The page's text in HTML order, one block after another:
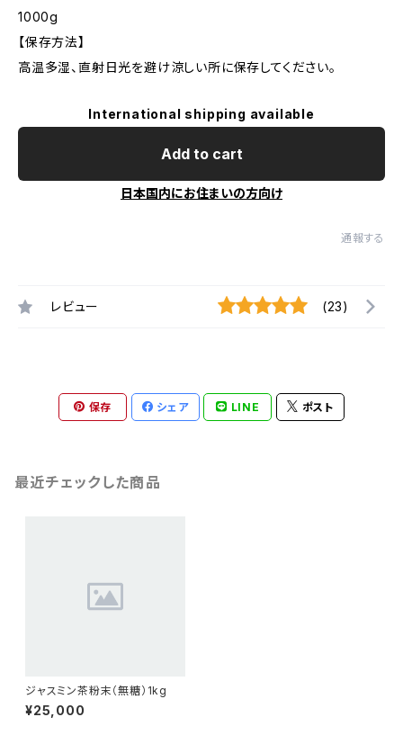
1000g
【保存方法】
高温多湿、直射日光を避け涼しい所に保存してください。
International shipping available
Add to cart
日本国内にお住まいの方向け
通報する
レビュー (23)
保存 シェア LINE ポスト
最近チェックした商品
ジャスミン茶粉末（無糖）1kg
¥25,000